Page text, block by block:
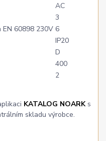
AC
3
EN 60898 230V 6
IP20
D
400
2
KATALOG NOARKs
skladu výrobce.